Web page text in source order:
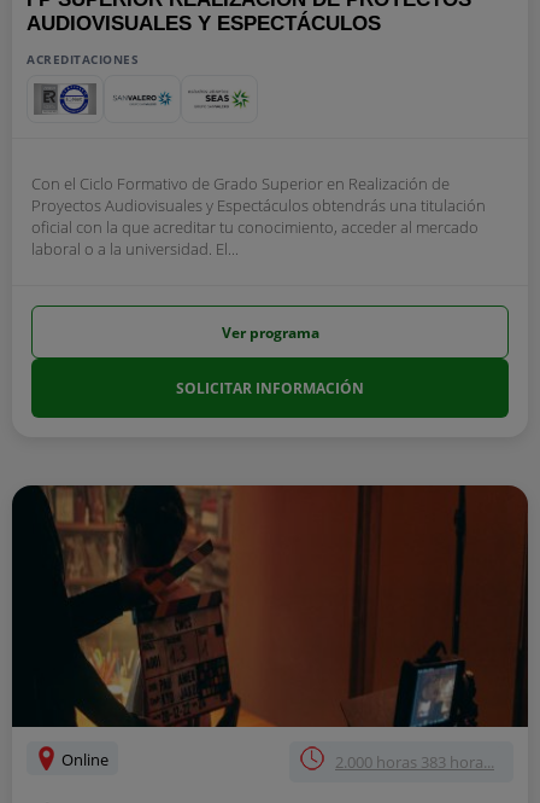
AUDIOVISUALES Y ESPECTÁCULOS
ACREDITACIONES
Con el Ciclo Formativo de Grado Superior en Realización de
Proyectos Audiovisuales y Espectáculos obtendrás una titulación
oficial con la que acreditar tu conocimiento, acceder al mercado
laboral o a la universidad. El...
Ver programa
SOLICITAR INFORMACIÓN
Online 2.000 horas 383 hora...